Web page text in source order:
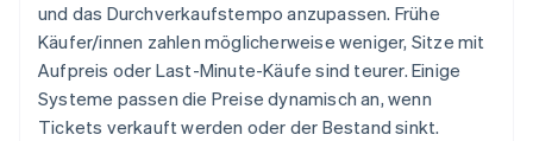
und das Durchverkaufstempo anzupassen. Frühe
Käufer/innen zahlen möglicherweise weniger, Sitze mit
Aufpreis oder Last-Minute-Käufe sind teurer. Einige
Systeme passen die Preise dynamisch an, wenn
Tickets verkauft werden oder der Bestand sinkt.